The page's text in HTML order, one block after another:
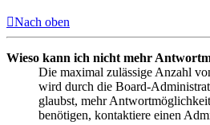
Nach oben
Wieso kann ich nicht mehr
Die maximal zulässige Anzahl
wird durch die Board-
glaubst, mehr
benötigen, kontaktiere einen